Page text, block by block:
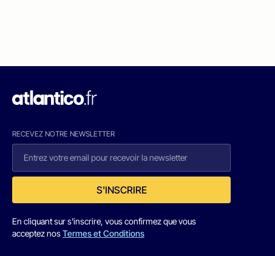
RECEVEZ NOTRE NEWSLETTER
S'INSCRIRE
En cliquant sur s'inscrire, vous confirmez que vous
acceptez nosTermes et Conditions